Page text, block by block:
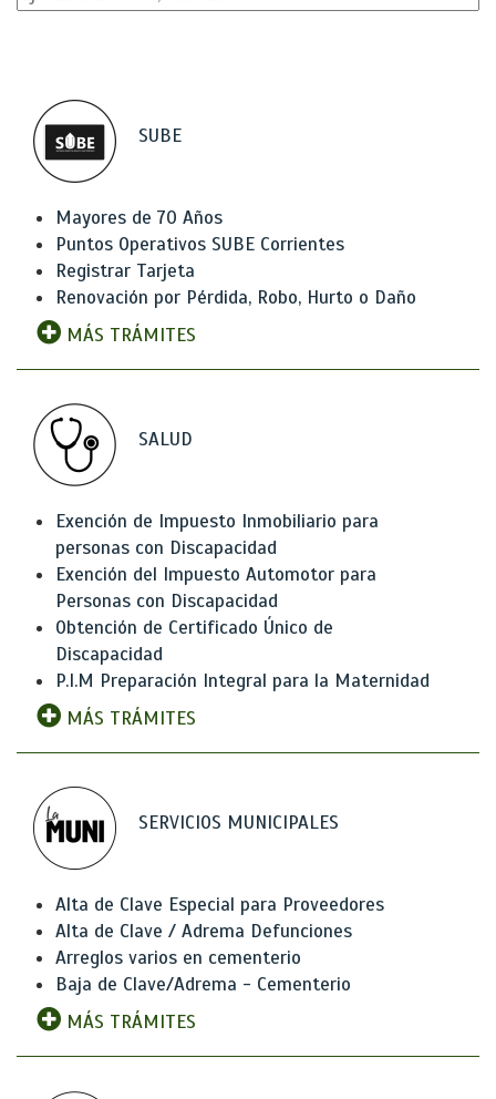
SUBE
Mayores de 70 Años
Puntos Operativos SUBE Corrientes
Registrar Tarjeta
Renovación por Pérdida, Robo, Hurto o Daño
MÁS TRÁMITES
SALUD
Exención de Impuesto Inmobiliario para
personas con Discapacidad
Exención del Impuesto Automotor para
Personas con Discapacidad
Obtención de Certificado Único de
Discapacidad
P.I.M Preparación Integral para la Maternidad
MÁS TRÁMITES
SERVICIOS MUNICIPALES
Alta de Clave Especial para Proveedores
Alta de Clave / Adrema Defunciones
Arreglos varios en cementerio
Baja de Clave/Adrema - Cementerio
MÁS TRÁMITES